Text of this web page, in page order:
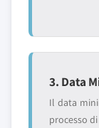
3. Data
Il data
processo